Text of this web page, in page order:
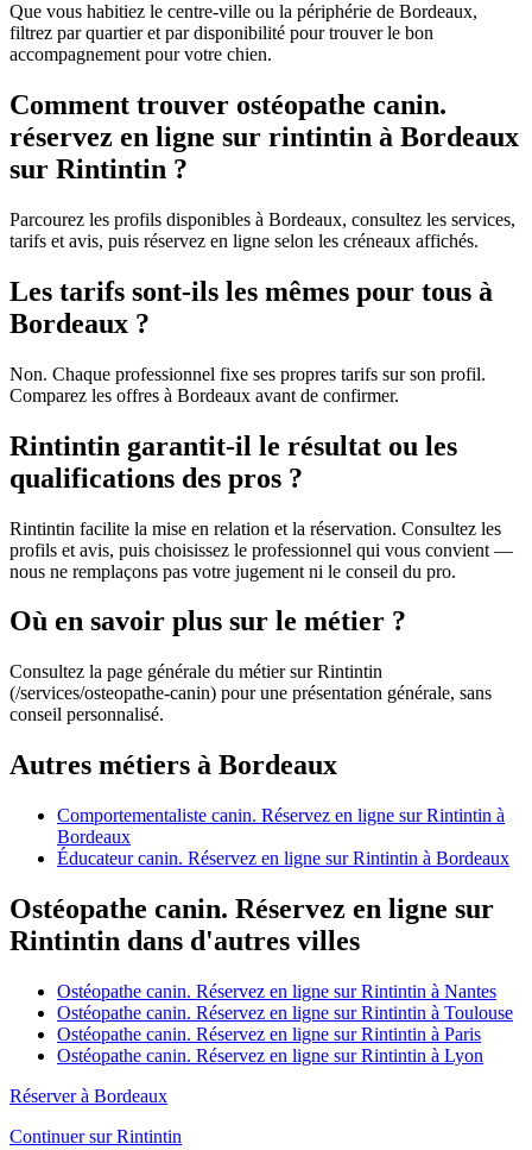
Que vous habitiez le centre-ville ou la périphérie de Bordeaux,
filtrez par quartier et par disponibilité pour trouver le bon
accompagnement pour votre chien.
Comment trouver ostéopathe canin.
réservez en ligne sur rintintin à Bordeaux
sur Rintintin ?
Parcourez les profils disponibles à Bordeaux, consultez les services,
tarifs et avis, puis réservez en ligne selon les créneaux affichés.
Les tarifs sont-ils les mêmes pour tous à
Bordeaux ?
Non. Chaque professionnel fixe ses propres tarifs sur son profil.
Comparez les offres à Bordeaux avant de confirmer.
Rintintin garantit-il le résultat ou les
qualifications des pros ?
Rintintin facilite la mise en relation et la réservation. Consultez les
profils et avis, puis choisissez le professionnel qui vous convient —
nous ne remplaçons pas votre jugement ni le conseil du pro.
Où en savoir plus sur le métier ?
Consultez la page générale du métier sur Rintintin
(/services/osteopathe-canin) pour une présentation générale, sans
conseil personnalisé.
Autres métiers à Bordeaux
Comportementaliste canin. Réservez en ligne sur Rintintin à
Bordeaux
Éducateur canin. Réservez en ligne sur Rintintin à Bordeaux
Ostéopathe canin. Réservez en ligne sur
Rintintin dans d'autres villes
Ostéopathe canin. Réservez en ligne sur Rintintin à Nantes
Ostéopathe canin. Réservez en ligne sur Rintintin à Toulouse
Ostéopathe canin. Réservez en ligne sur Rintintin à Paris
Ostéopathe canin. Réservez en ligne sur Rintintin à Lyon
Réserver à Bordeaux
Continuer sur Rintintin